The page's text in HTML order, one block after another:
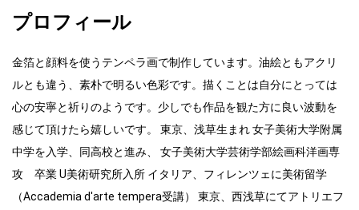
プロフィール
金箔と顔料を使うテンペラ画で制作しています。油絵ともアクリ
ルとも違う、素朴で明るい色彩です。描くことは自分にとっては
心の安寧と祈りのようです。少しでも作品を観た方に良い波動を
感じて頂けたら嬉しいです。 東京、浅草生まれ 女子美術大学附属
中学を入学、同高校と進み、 女子美術大学芸術学部絵画科洋画専
攻 卒業 U美術研究所入所 イタリア、フィレンツェに美術留学
（Accademia d'arte tempera受講） 東京、西浅草にてアトリエフ